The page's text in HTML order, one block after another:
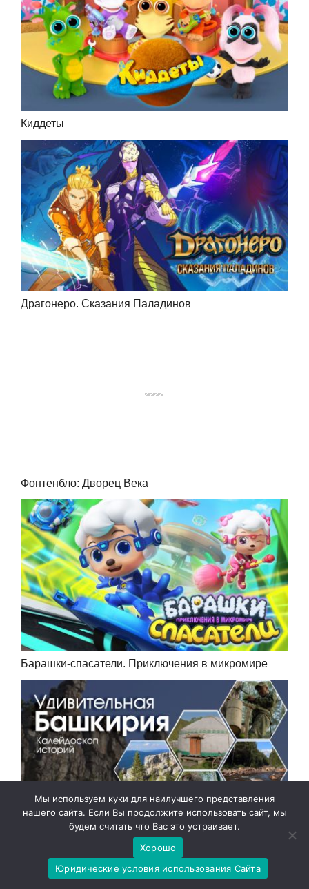
Киддеты
Драгонеро. Сказания Паладинов
Фонтенбло: Дворец Века
Барашки-спасатели. Приключения в микромире
Удивительная Башкирия. Калейдоскоп историй
Мы используем куки для наилучшего представления
нашего сайта. Если Вы продолжите использовать сайт, мы
будем считать что Вас это устраивает.
Хорошо
Юридические условия использования Сайта